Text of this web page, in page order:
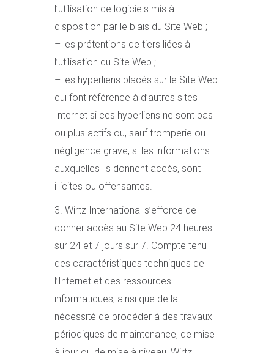
l’utilisation de logiciels mis à
disposition par le biais du Site Web ;
– les prétentions de tiers liées à
l’utilisation du Site Web ;
– les hyperliens placés sur le Site Web
qui font référence à d’autres sites
Internet si ces hyperliens ne sont pas
ou plus actifs ou, sauf tromperie ou
négligence grave, si les informations
auxquelles ils donnent accès, sont
illicites ou offensantes.
3. Wirtz International s’efforce de
donner accès au Site Web 24 heures
sur 24 et 7 jours sur 7. Compte tenu
des caractéristiques techniques de
l’Internet et des ressources
informatiques, ainsi que de la
nécessité de procéder à des travaux
périodiques de maintenance, de mise